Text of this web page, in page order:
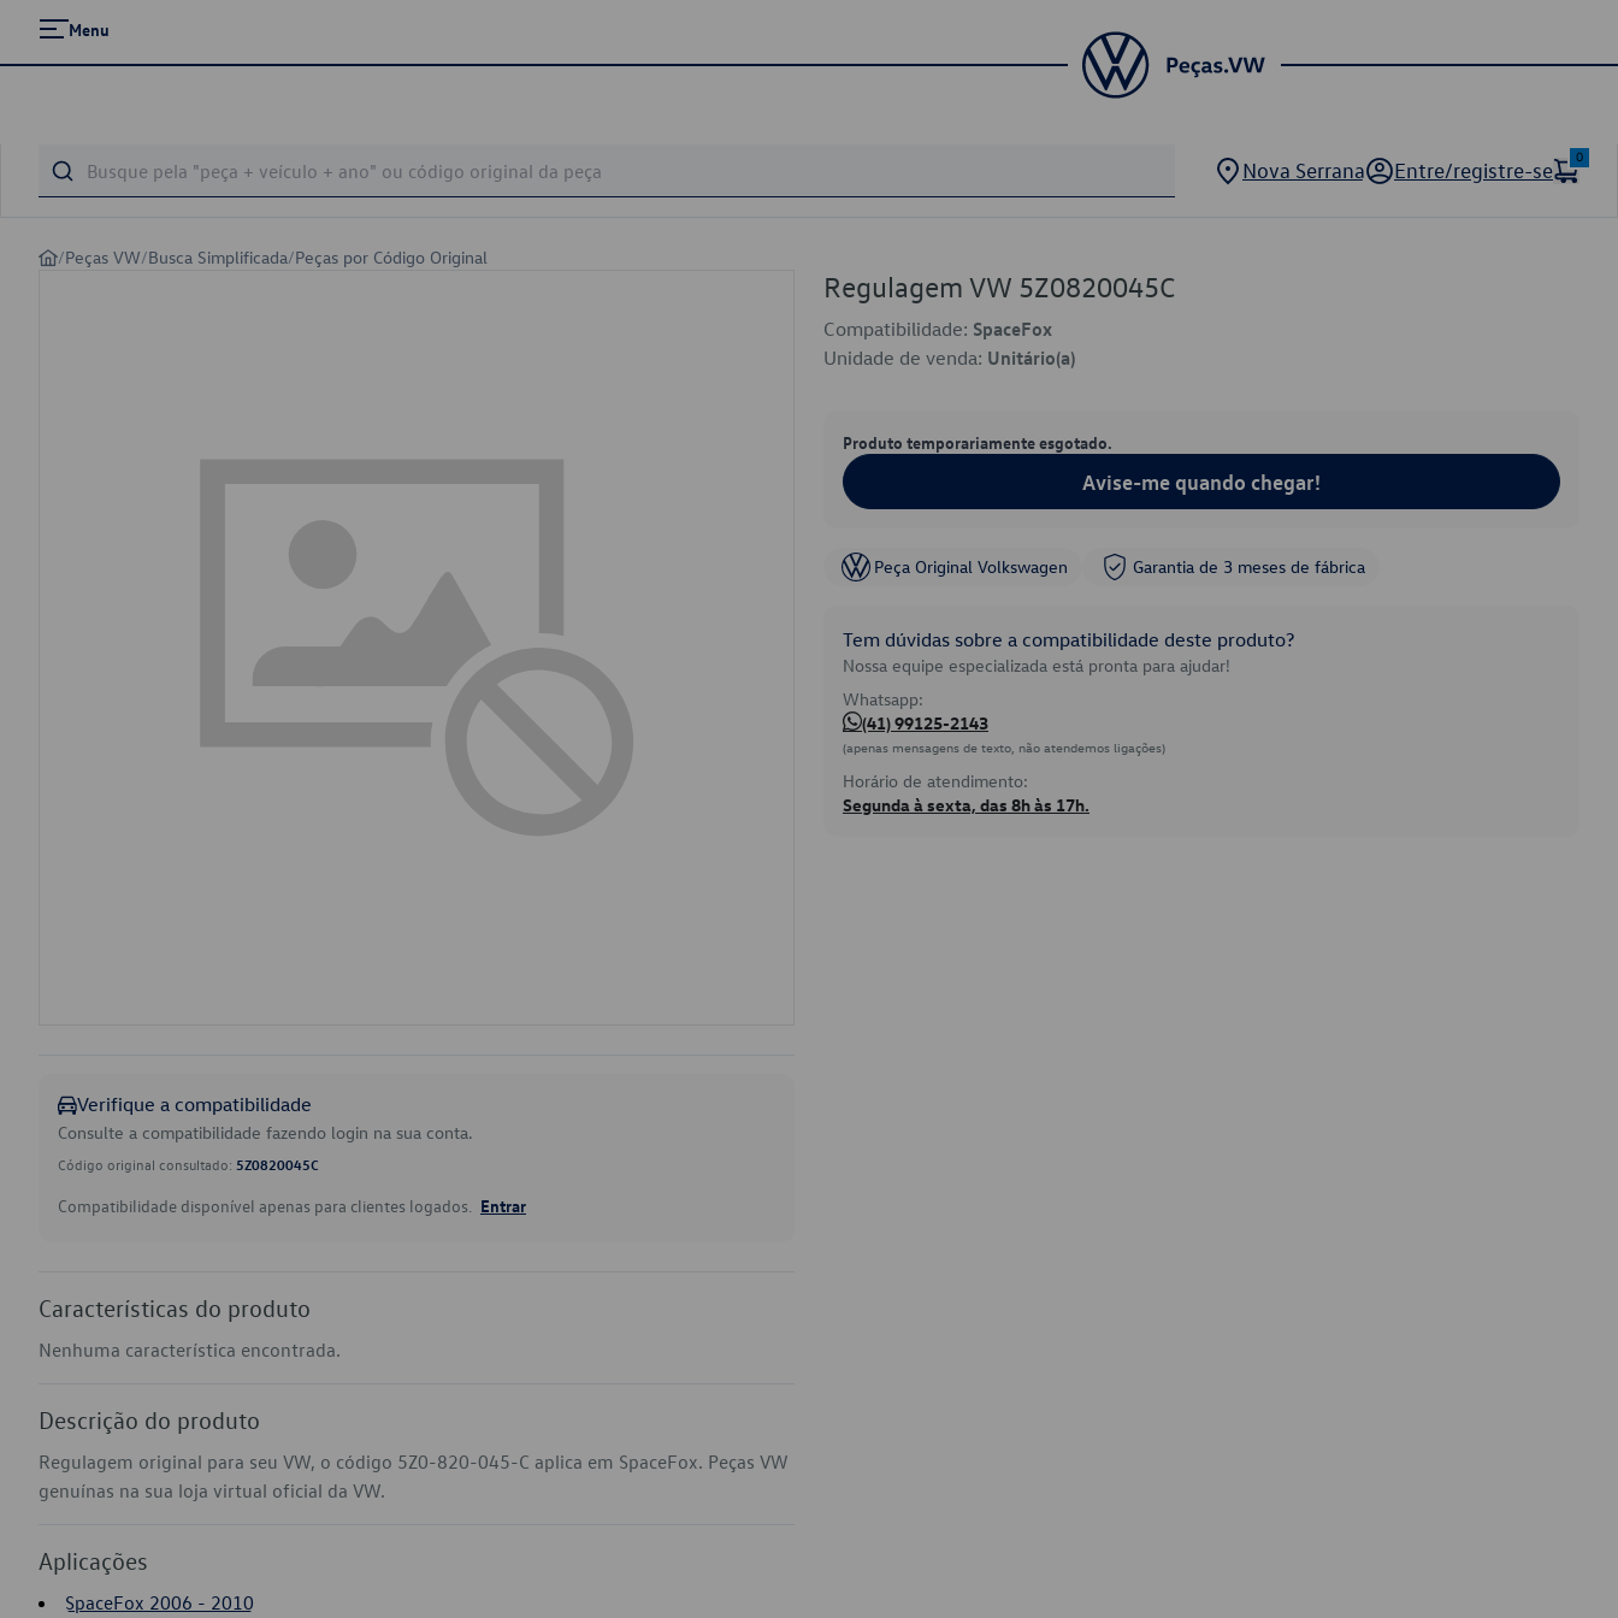
Menu
Nova Serrana Entre/registre-se
0
/Peças VW/Busca Simplificada/Peças por Código Original
Verifique a compatibilidade
Consulte a compatibilidade fazendo login na sua conta.
Código original consultado: 5Z0820045C
Compatibilidade disponível apenas para clientes logados. Entrar
Características do produto
Nenhuma característica encontrada.
Descrição do produto
Regulagem original para seu VW, o código 5Z0-820-045-C aplica em SpaceFox. Peças VW
genuínas na sua loja virtual oficial da VW.
Aplicações
SpaceFox 2006 - 2010
Regulagem VW 5Z0820045C
Compatibilidade: SpaceFox
Unidade de venda: Unitário(a)
Produto temporariamente esgotado.
Avise-me quando chegar!
Peça Original Volkswagen Garantia de 3 meses de fábrica
Tem dúvidas sobre a compatibilidade deste produto?
Nossa equipe especializada está pronta para ajudar!
Whatsapp:
(41) 99125-2143
(apenas mensagens de texto, não atendemos ligações)
Horário de atendimento:
Segunda à sexta, das 8h às 17h.